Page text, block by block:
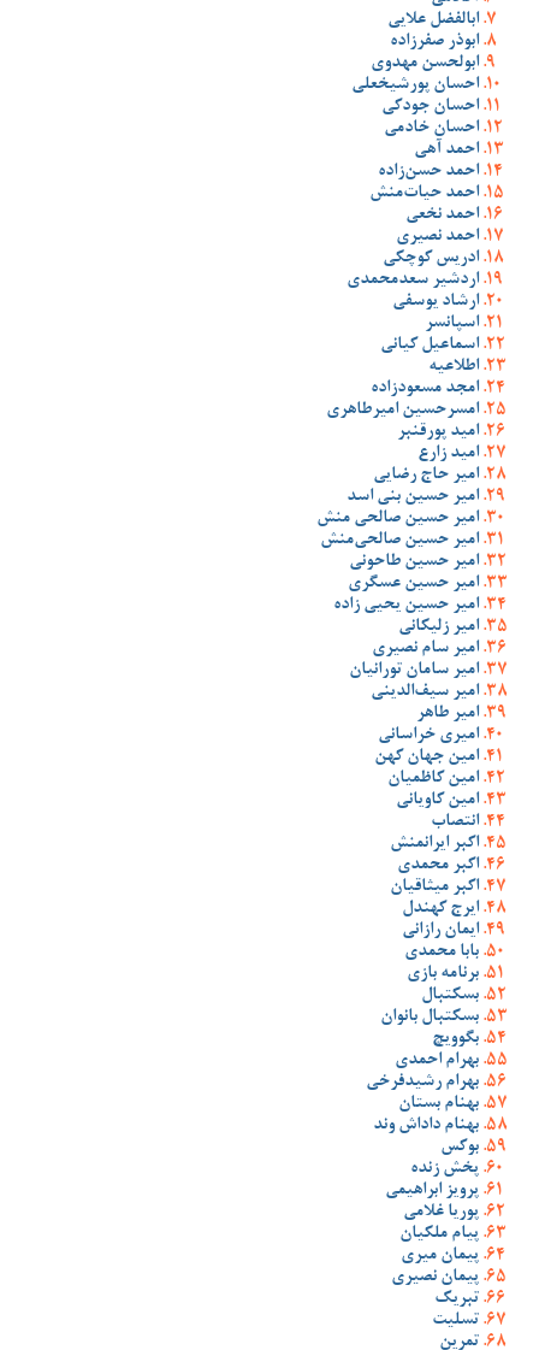
ابالفضل علایی
ابوذر صفرزاده
ابولحسن مهدوی
احسان پورشیخعلی
احسان جودکی
احسان خادمی
احمد آهی
احمد حسن‌زاده
احمد حیات‌منش
احمد نخعی
احمد نصیری
ادریس کوچکی
اردشیر سعدمحمدی
ارشاد یوسفی
اسپانسر
اسماعیل کیانی
اطلاعیه
امجد مسعودزاده
امسرحسین امیرطاهری
امید پورقنبر
امید زارع
امیر حاج رضایی
امیر حسین بنی اسد
امیر حسین صالحی منش
امیر حسین صالحی‌منش
امیر حسین طاحونی
امیر حسین عسگری
امیر حسین یحیی زاده
امیر زلیکانی
امیر سام نصیری
امیر سامان تورانیان
امیر سیف‌الدینی
امیر طاهر
امیری خراسانی
امین جهان کهن
امین کاظمیان
امین کاویانی
انتصاب
اکبر ایرانمنش
اکبر محمدی
اکبر میثاقیان
ایرج کهندل
ایمان رازانی
بابا محمدی
برنامه بازی
بسکتبال
بسکتبال بانوان
بگوویچ
بهرام احمدی
بهرام رشیدفرخی
بهنام بستان
بهنام داداش وند
بوکس
پخش زنده
پرویز ابراهیمی
پوریا غلامی
پیام ملکیان
پیمان میری
پیمان نصیری
تبریک
تسلیت
تمرین